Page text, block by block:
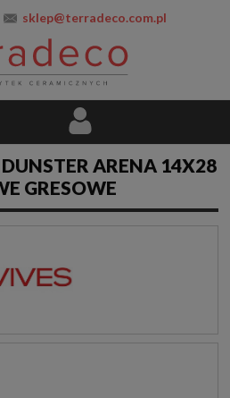
sklep@terradeco.com.pl
ARENA 14X28
GRESOWE